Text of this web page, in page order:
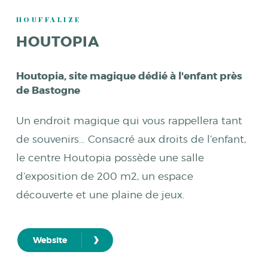
HOUFFALIZE
HOUTOPIA
Houtopia, site magique dédié à l'enfant près
de Bastogne
Un endroit magique qui vous rappellera tant
de souvenirs… Consacré aux droits de l’enfant,
le centre Houtopia possède une salle
d’exposition de 200 m2, un espace
découverte et une plaine de jeux.
Website ›